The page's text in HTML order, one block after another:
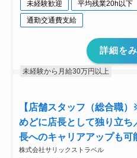
未経験歓迎 平均残業20h以下
通勤交通費支給
詳細を
未経験から月給30万円以上
【店舗スタッフ（総合職
めどに店長として独り立ち
長へのキャリアアップも
株式会社サリックストラベル